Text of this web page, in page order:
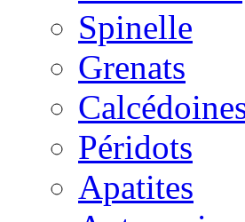
Spinelle
Grenats
Péridots
Apatites